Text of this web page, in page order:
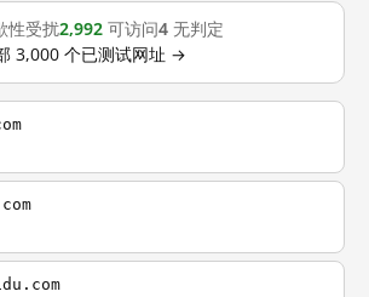
性受扰2,992 可访问4 无判定
3,000 个已测试网址 →